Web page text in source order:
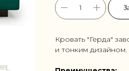
Кровать "Герда"
и тонким дизайном.